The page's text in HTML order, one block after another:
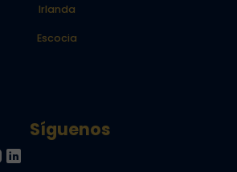
Irlanda
Escocia